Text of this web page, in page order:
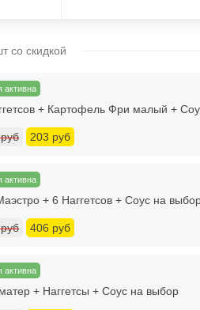
со скидкой
активна
+ Картофель Фри малый +
203 руб
активна
+ 6 Наггетсов + Соус на
406 руб
активна
+ Наггетсы + Соус на выбор